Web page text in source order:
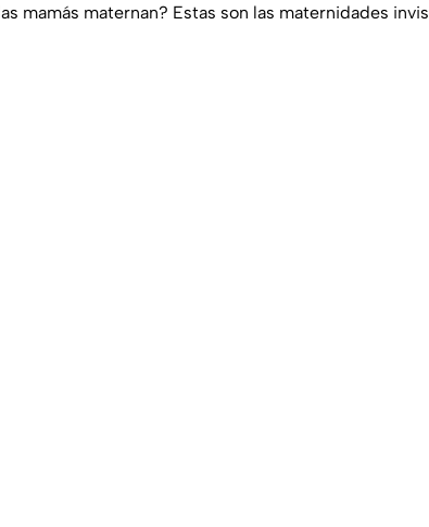
mamás maternan? Estas son las maternidades